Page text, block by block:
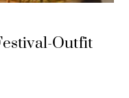
Outfit